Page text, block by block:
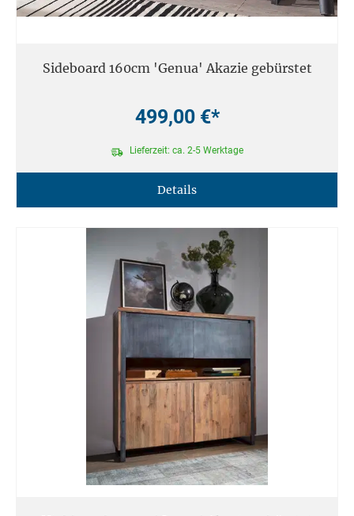
Sideboard 160cm 'Genua' Akazie gebürstet
499,00 €*
Lieferzeit: ca. 2-5 Werktage
Details